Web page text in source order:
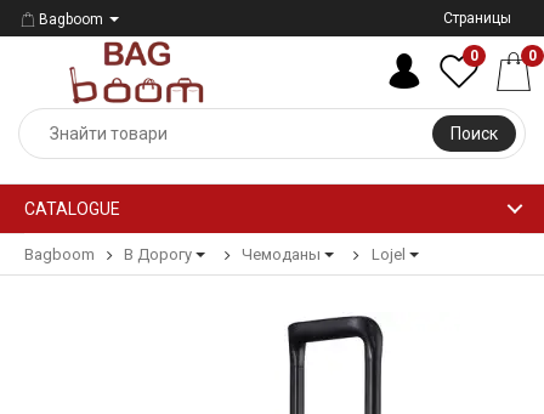
Bagboom Страницы
Поиск
0 0
CATALOGUE
Bagboom В Дорогу Чемоданы Lojel